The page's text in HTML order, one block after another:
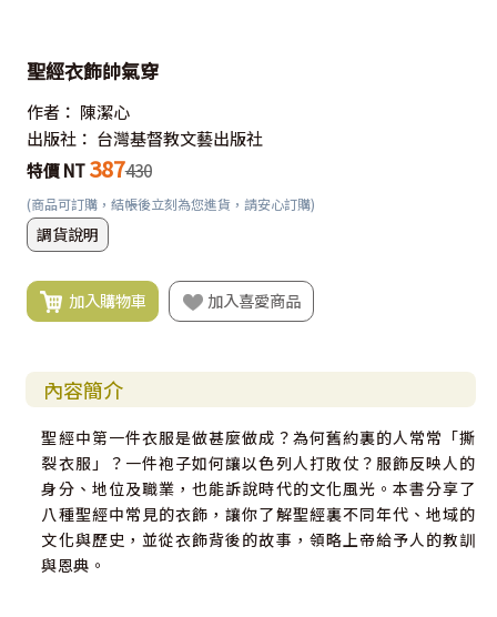
聖經衣飾帥氣穿
作者： 陳潔心
出版社： 台灣基督教文藝出版社
特價 NT 387430
(商品可訂購，結帳後立刻為您進貨，請安心訂購)
調貨說明
加入購物車 加入喜愛商品
內容簡介
聖經中第一件衣服是做甚麼做成？為何舊約裏的人常常「撕
裂衣服」？一件袍子如何讓以色列人打敗仗？服飾反映人的
身分、地位及職業，也能訴說時代的文化風光。本書分享了
八種聖經中常見的衣飾，讓你了解聖經裏不同年代、地域的
文化與歷史，並從衣飾背後的故事，領略上帝給予人的教訓
與恩典。